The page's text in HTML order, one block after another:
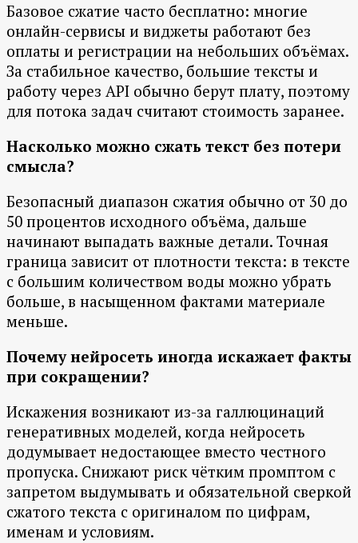
Базовое сжатие часто бесплатно: многие
онлайн-сервисы и виджеты работают без
оплаты и регистрации на небольших объёмах.
За стабильное качество, большие тексты и
работу через API обычно берут плату, поэтому
для потока задач считают стоимость заранее.
Насколько можно сжать текст без потери
смысла?
Безопасный диапазон сжатия обычно от 30 до
50 процентов исходного объёма, дальше
начинают выпадать важные детали. Точная
граница зависит от плотности текста: в тексте
с большим количеством воды можно убрать
больше, в насыщенном фактами материале
меньше.
Почему нейросеть иногда искажает факты
при сокращении?
Искажения возникают из-за галлюцинаций
генеративных моделей, когда нейросеть
додумывает недостающее вместо честного
пропуска. Снижают риск чётким промптом с
запретом выдумывать и обязательной сверкой
сжатого текста с оригиналом по цифрам,
именам и условиям.